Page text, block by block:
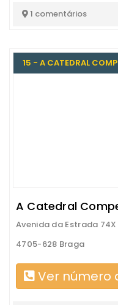
1 comentários
15 - A CATEDRAL
A Catedral
Avenida da Estrada
4705-628 Braga
Ver número